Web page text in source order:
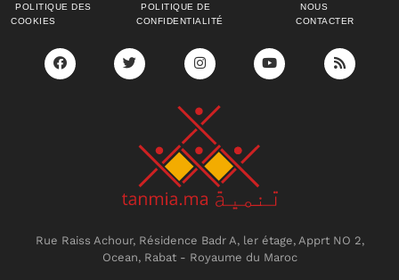
POLITIQUE DES
COOKIES
POLITIQUE DE
CONFIDENTIALITÉ
NOUS
CONTACTER
Rue Raiss Achour, Résidence Badr A, ler étage, Apprt NO 2,
Ocean, Rabat - Royaume du Maroc